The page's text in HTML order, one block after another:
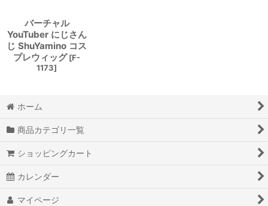
バーチャル
YouTuber にじさん
じ ShuYamino コス
プレウィッグ [F-
1173]
ホーム
商品カテゴリ一覧
ショッピングカート
カレンダー
マイページ